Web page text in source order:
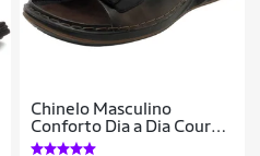
Chinelo Masculino
Conforto Dia a Dia Couro
Pegada